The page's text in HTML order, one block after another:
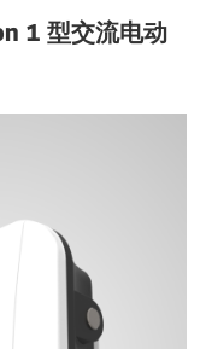
1 型交流电动